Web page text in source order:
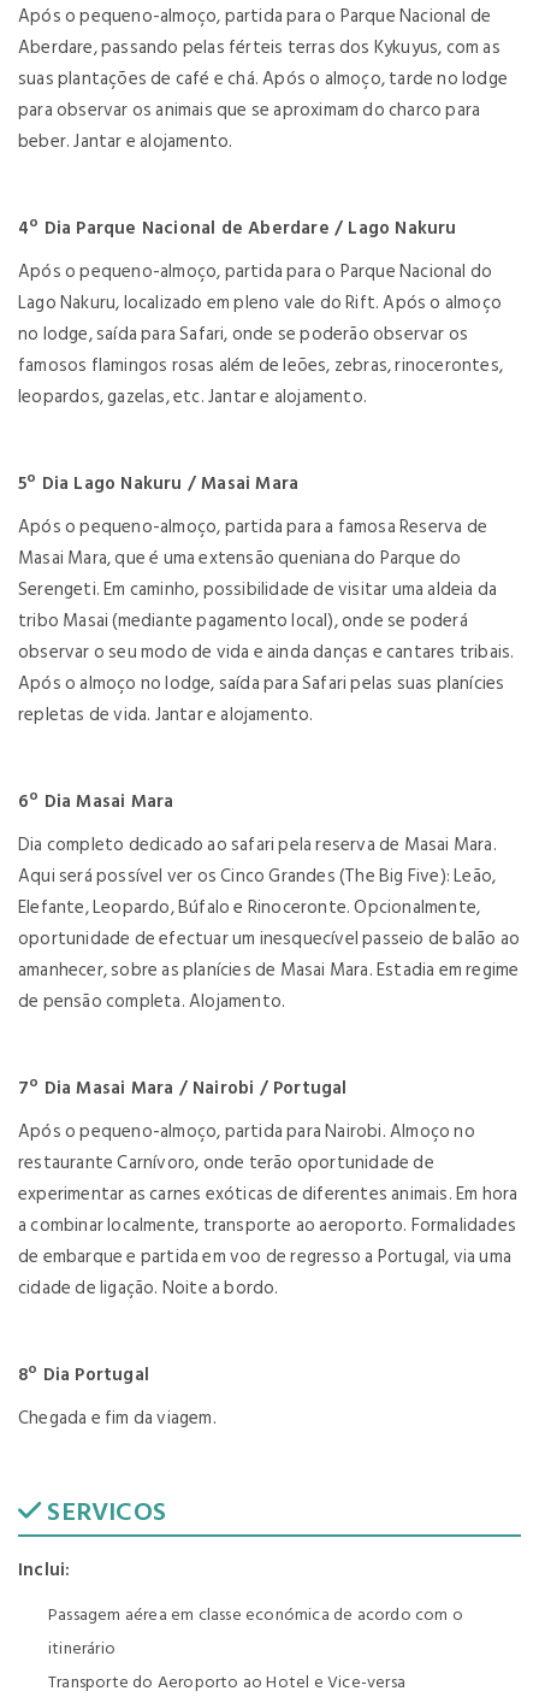
Após o pequeno-almoço, partida para o Parque Nacional de
Aberdare, passando pelas férteis terras dos Kykuyus, com as
suas plantações de café e chá. Após o almoço, tarde no lodge
para observar os animais que se aproximam do charco para
beber. Jantar e alojamento.
4º Dia Parque Nacional de Aberdare / Lago Nakuru
Após o pequeno-almoço, partida para o Parque Nacional do
Lago Nakuru, localizado em pleno vale do Rift. Após o almoço
no lodge, saída para Safari, onde se poderão observar os
famosos flamingos rosas além de leões, zebras, rinocerontes,
leopardos, gazelas, etc. Jantar e alojamento.
5º Dia Lago Nakuru / Masai Mara
Após o pequeno-almoço, partida para a famosa Reserva de
Masai Mara, que é uma extensão queniana do Parque do
Serengeti. Em caminho, possibilidade de visitar uma aldeia da
tribo Masai (mediante pagamento local), onde se poderá
observar o seu modo de vida e ainda danças e cantares tribais.
Após o almoço no lodge, saída para Safari pelas suas planícies
repletas de vida. Jantar e alojamento.
6º Dia Masai Mara
Dia completo dedicado ao safari pela reserva de Masai Mara.
Aqui será possível ver os Cinco Grandes (The Big Five): Leão,
Elefante, Leopardo, Búfalo e Rinoceronte. Opcionalmente,
oportunidade de efectuar um inesquecível passeio de balão ao
amanhecer, sobre as planícies de Masai Mara. Estadia em regime
de pensão completa. Alojamento.
7º Dia Masai Mara / Nairobi / Portugal
Após o pequeno-almoço, partida para Nairobi. Almoço no
restaurante Carnívoro, onde terão oportunidade de
experimentar as carnes exóticas de diferentes animais. Em hora
a combinar localmente, transporte ao aeroporto. Formalidades
de embarque e partida em voo de regresso a Portugal, via uma
cidade de ligação. Noite a bordo.
8º Dia Portugal
Chegada e fim da viagem.
SERVICOS
Inclui:
Passagem aérea em classe económica de acordo com o
itinerário
Transporte do Aeroporto ao Hotel e Vice-versa